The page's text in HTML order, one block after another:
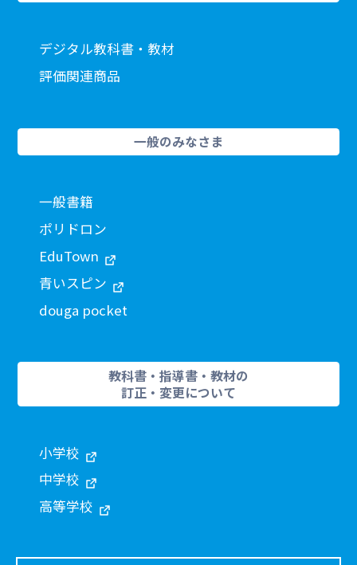
デジタル教科書・教材
評価関連商品
一般のみなさま
一般書籍
ポリドロン
EduTown
青いスピン
douga pocket
教科書・指導書・教材の
訂正・変更について
小学校
中学校
高等学校